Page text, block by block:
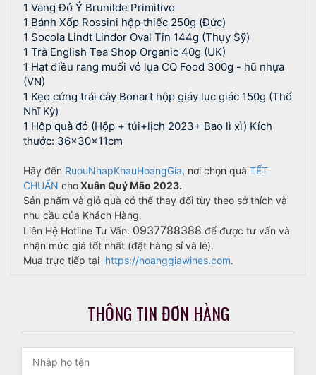
1 Vang Đỏ Ý Brunilde Primitivo
1 Bánh Xốp Rossini hộp thiếc 250g (Đức)
1 Socola Lindt Lindor Oval Tin 144g (Thụy Sỹ)
1Trà English Tea Shop Organic 40g (UK)
1 Hạt điều rang muối vỏ lụa CQ Food 300g - hũ nhựa
(VN)
1 Kẹo cứng trái cây Bonart hộp giáy lục giác 150g (Thổ
Nhĩ Kỳ)
1 Hộp quà đỏ (Hộp + túi+lịch 2023+ Bao lì xì) Kích
thước: 36x30x11cm
Hãy đến RuouNhapKhauHoangGia, nơi chọn quàTẾT
CHUẨN choXuân Quý Mão 2023.
Sản phẩm và giỏ quà có thể thay đổi tùy theo sở thích và
nhu cầu của Khách Hàng.
Liên Hệ Hotline Tư Vấn: 0937788388 để được tư vấn và
nhận mức giá tốt nhất (đặt hàng sỉ và lẻ).
Mua trực tiếp tại https://hoanggiawines.com.
THÔNG TIN ĐƠN HÀNG